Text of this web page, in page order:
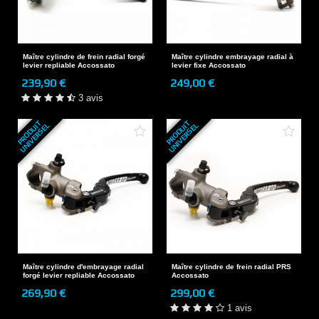
Maître cylindre de frein radial forgé
levier repliable Accossato
239,90 €
3 avis
Maître cylindre embrayage radial à
levier fixe Accossato
249,00 €
P
R
O
D
U
I
T
U
N
I
V
E
R
S
E
L
Maître cylindre d'embrayage radial
forgé levier repliable Accossato
269,90 €
P
R
O
D
U
I
T
U
N
I
V
E
R
S
E
L
Maître cylindre de frein radial PRS
Accossato
299,00 €
1 avis